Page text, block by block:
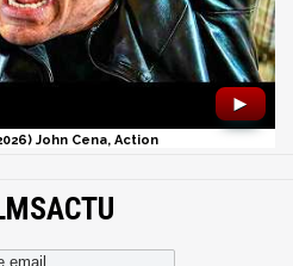
►
John Cena, Action